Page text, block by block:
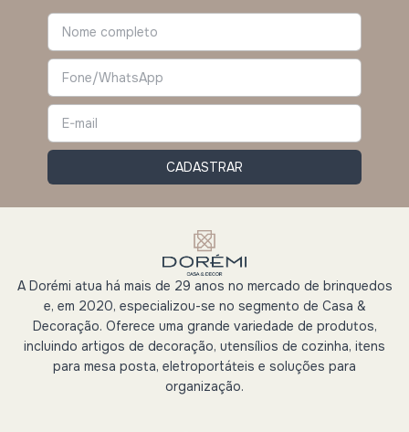
A Dorémi atua há mais de 29 anos no mercado de brinquedos
e, em 2020, especializou-se no segmento de Casa &
Decoração. Oferece uma grande variedade de produtos,
incluindo artigos de decoração, utensílios de cozinha, itens
para mesa posta, eletroportáteis e soluções para
organização.